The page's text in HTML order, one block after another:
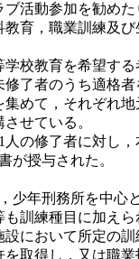
活動参加を勧めた
育，職業訓練及び
教育を希望する
了者のうち適格
めて，それぞれ
せている。
の修了者に対し
が授与された。
年刑務所を中心
訓練種目に加えら
において所定の
取得し，又は職